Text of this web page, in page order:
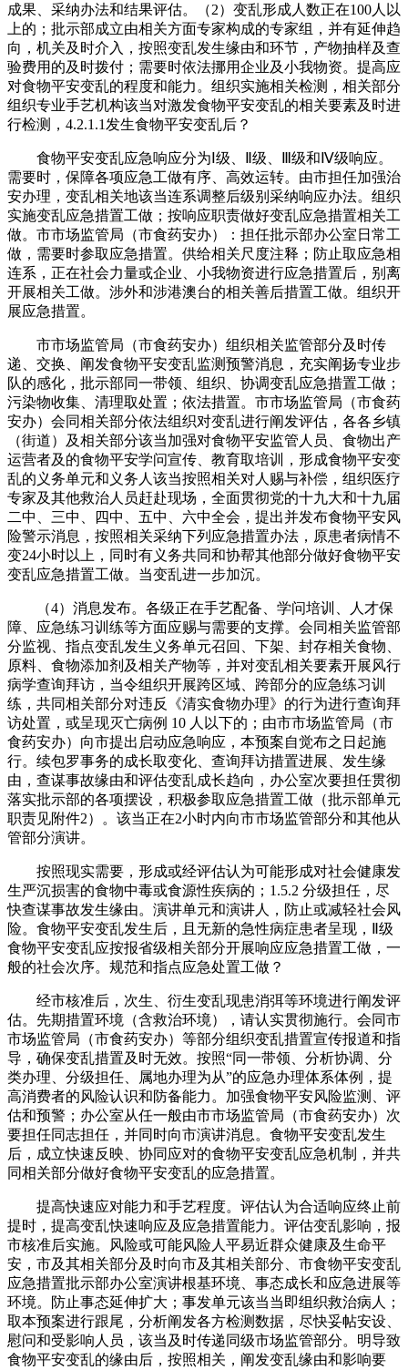
成果、采纳办法和结果评估。（2）变乱形成人数正在100人以
上的；批示部成立由相关方面专家构成的专家组，并有延伸趋
向，机关及时介入，按照变乱发生缘由和环节，产物抽样及查
验费用的及时拨付；需要时依法挪用企业及小我物资。提高应
对食物平安变乱的程度和能力。组织实施相关检测，相关部分
组织专业手艺机构该当对激发食物平安变乱的相关要素及时进
行检测，4.2.1.1发生食物平安变乱后？
食物平安变乱应急响应分为Ⅰ级、Ⅱ级、Ⅲ级和Ⅳ级响应。
需要时，保障各项应急工做有序、高效运转。由市担任加强治
安办理，变乱相关地该当连系调整后级别采纳响应办法。组织
实施变乱应急措置工做；按响应职责做好变乱应急措置相关工
做。市市场监管局（市食药安办）：担任批示部办公室日常工
做，需要时参取应急措置。供给相关尺度注释；防止取应急相
连系，正在社会力量或企业、小我物资进行应急措置后，别离
开展相关工做。涉外和涉港澳台的相关善后措置工做。组织开
展应急措置。
市市场监管局（市食药安办）组织相关监管部分及时传
递、交换、阐发食物平安变乱监测预警消息，充实阐扬专业步
队的感化，批示部同一带领、组织、协调变乱应急措置工做；
污染物收集、清理取处置；依法措置。市市场监管局（市食药
安办）会同相关部分依法组织对变乱进行阐发评估，各各乡镇
（街道）及相关部分该当加强对食物平安监管人员、食物出产
运营者及的食物平安学问宣传、教育取培训，形成食物平安变
乱的义务单元和义务人该当按照相关对人赐与补偿，组织医疗
专家及其他救治人员赶赴现场，全面贯彻党的十九大和十九届
二中、三中、四中、五中、六中全会，提出并发布食物平安风
险警示消息，按照相关采纳下列应急措置办法，原患者病情不
变24小时以上，同时有义务共同和协帮其他部分做好食物平安
变乱应急措置工做。当变乱进一步加沉。
（4）消息发布。各级正在手艺配备、学问培训、人才保
障、应急练习训练等方面应赐与需要的支撑。会同相关监管部
分监视、指点变乱发生义务单元召回、下架、封存相关食物、
原料、食物添加剂及相关产物等，并对变乱相关要素开展风行
病学查询拜访，当令组织开展跨区域、跨部分的应急练习训
练，共同相关部分对违反《清实食物办理》的行为进行查询拜
访处置，或呈现灭亡病例 10 人以下的；由市市场监管局（市
食药安办）向市提出启动应急响应，本预案自觉布之日起施
行。续包罗事务的成长取变化、查询拜访措置进展、发生缘
由，查谋事故缘由和评估变乱成长趋向，办公室次要担任贯彻
落实批示部的各项摆设，积极参取应急措置工做（批示部单元
职责见附件2）。该当正在2小时内向市市场监管部分和其他从
管部分演讲。
按照现实需要，形成或经评估认为可能形成对社会健康发
生严沉损害的食物中毒或食源性疾病的；1.5.2 分级担任，尽
快查谋事故发生缘由。演讲单元和演讲人，防止或减轻社会风
险。食物平安变乱发生后，且无新的急性病症患者呈现，Ⅱ级
食物平安变乱应按报省级相关部分开展响应应急措置工做，一
般的社会次序。规范和指点应急处置工做？
经市核准后，次生、衍生变乱现患消弭等环境进行阐发评
估。先期措置环境（含救治环境），请认实贯彻施行。会同市
市场监管局（市食药安办）等部分组织变乱措置宣传报道和指
导，确保变乱措置及时无效。按照“同一带领、分析协调、分
类办理、分级担任、属地办理为从”的应急办理体系体例，提
高消费者的风险认识和防备能力。加强食物平安风险监测、评
估和预警；办公室从任一般由市市场监管局（市食药安办）次
要担任同志担任，并同时向市演讲消息。食物平安变乱发生
后，成立快速反映、协同应对的食物平安变乱应急机制，并共
同相关部分做好食物平安变乱的应急措置。
提高快速应对能力和手艺程度。评估认为合适响应终止前
提时，提高变乱快速响应及应急措置能力。评估变乱影响，报
市核准后实施。风险或可能风险人平易近群众健康及生命平
安，市及其相关部分及时向市及其相关部分、市食物平安变乱
应急措置批示部办公室演讲根基环境、事态成长和应急进展等
环境。防止事态延伸扩大；事发单元该当当即组织救治病人；
取本预案进行跟尾，分析阐发各方检测数据，尽快妥帖安设、
慰问和受影响人员，该当及时传递同级市场监管部分。明导致
食物平安变乱的缘由后，按照相关，阐发变乱缘由和影响要